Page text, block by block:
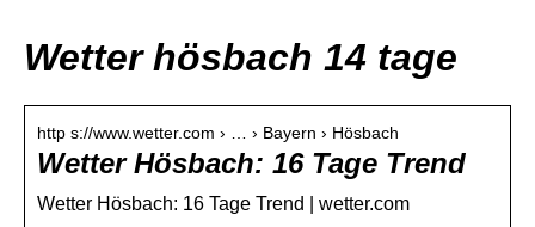
Wetter hösbach 14 tage
http s://www.wetter.com › … › Bayern › Hösbach
Wetter Hösbach: 16 Tage Trend
Wetter Hösbach: 16 Tage Trend | wetter.com